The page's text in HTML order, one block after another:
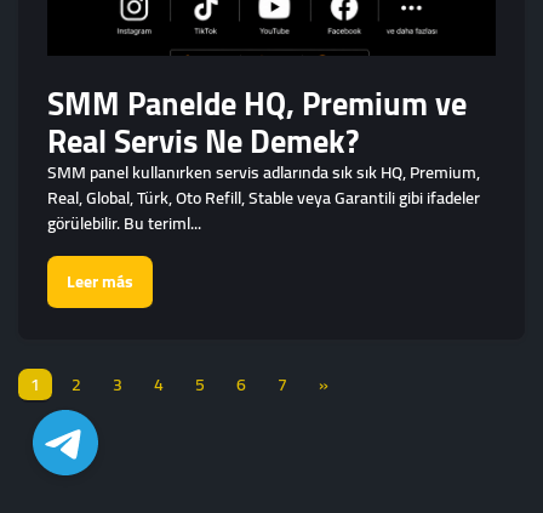
SMM Panelde HQ, Premium ve
Real Servis Ne Demek?
SMM panel kullanırken servis adlarında sık sık HQ, Premium,
Real, Global, Türk, Oto Refill, Stable veya Garantili gibi ifadeler
görülebilir. Bu teriml...
Leer más
1 2 3 4 5 6 7 »